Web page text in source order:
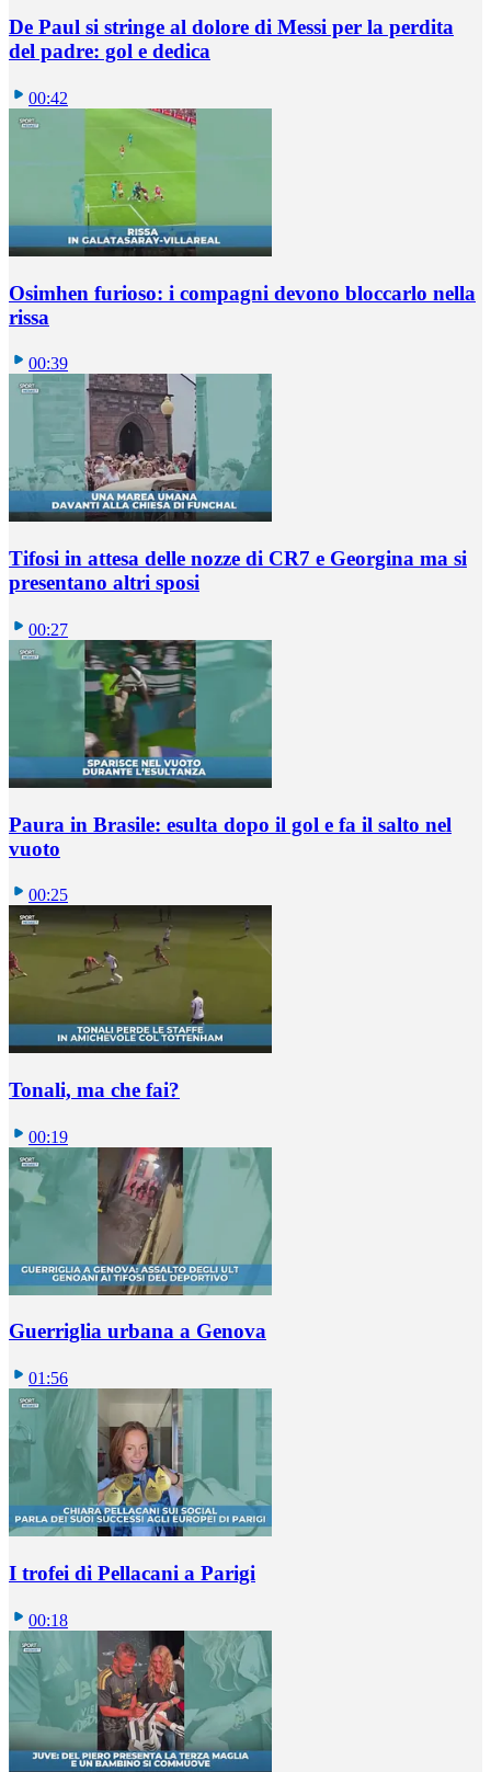
De Paul si stringe al dolore di Messi per la perdita
del padre: gol e dedica
00:42
Osimhen furioso: i compagni devono bloccarlo nella
rissa
00:39
Tifosi in attesa delle nozze di CR7 e Georgina ma si
presentano altri sposi
00:27
Paura in Brasile: esulta dopo il gol e fa il salto nel
vuoto
00:25
Tonali, ma che fai?
00:19
Guerriglia urbana a Genova
01:56
I trofei di Pellacani a Parigi
00:18